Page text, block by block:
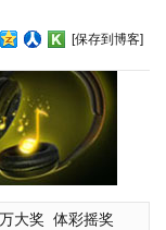
[保存到博客]
大奖 体彩摇奖